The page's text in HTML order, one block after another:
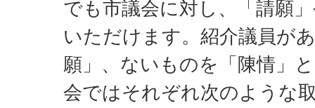
でも市議会に対し、「請願
いただけます。紹介議員が
願」、ないものを「陳情」
会ではそれぞれ次のような